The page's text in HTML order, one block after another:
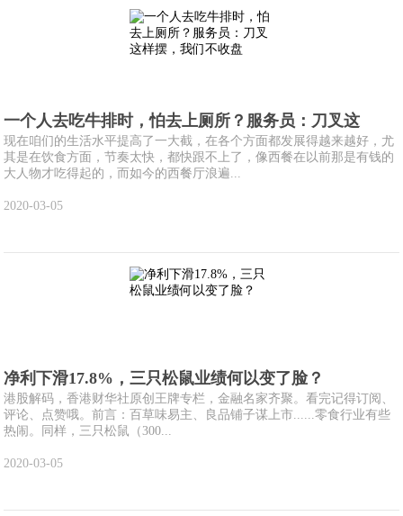
一个人去吃牛排时，怕去上厕所？服务员：刀叉这
现在咱们的生活水平提高了一大截，在各个方面都发展得越来越好，尤
其是在饮食方面，节奏太快，都快跟不上了，像西餐在以前那是有钱的
大人物才吃得起的，而如今的西餐厅浪遍...
2020-03-05
净利下滑17.8%，三只松鼠业绩何以变了脸？
港股解码，香港财华社原创王牌专栏，金融名家齐聚。看完记得订阅、
评论、点赞哦。前言：百草味易主、良品铺子谋上市......零食行业有些
热闹。同样，三只松鼠（300...
2020-03-05